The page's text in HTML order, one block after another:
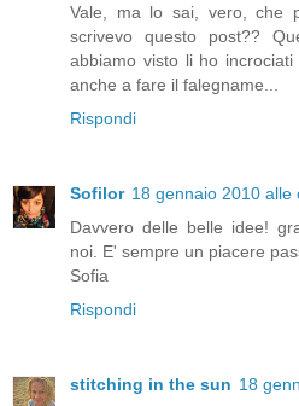
Vale, ma lo sai, vero, che
scrivevo questo post??
abbiamo visto li ho
anche a fare il falegname...
Rispondi
Sofilor 18 gennaio 2010 alle
Davvero delle belle idee!
noi. E' sempre un piacere
Sofia
Rispondi
stitching in the sun 18